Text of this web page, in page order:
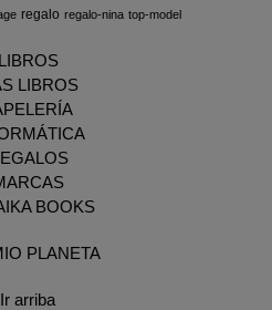
regalo regalo-nina top-model
LIBROS
LIBROS
BOOKS
PLANETA
Ir arriba